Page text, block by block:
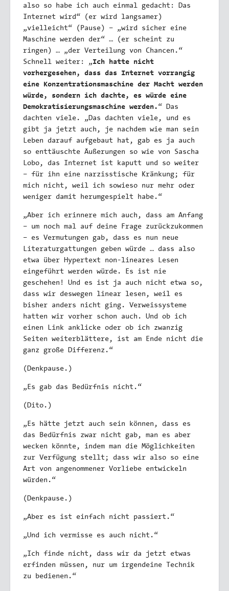
also so habe ich auch einmal gedacht: Das
Internet wird“ (er wird langsamer)
„vielleicht“ (Pause) – „wird sicher eine
Maschine werden der“ … (er scheint zu
ringen) … „der Verteilung von Chancen.“
Schnell weiter: „Ich hatte nicht
vorhergesehen, dass das Internet vorrangig
eine Konzentrationsmaschine der Macht werden
würde, sondern ich dachte, es würde eine
Demokratisierungsmaschine werden. “ Das
dachten viele. „Das dachten viele, und es
gibt ja jetzt auch, je nachdem wie man sein
Leben darauf aufgebaut hat, gab es ja auch
so enttäuschte Äußerungen so wie von Sascha
Lobo, das Internet ist kaputt und so weiter
– für ihn eine narzisstische Kränkung; für
mich nicht, weil ich sowieso nur mehr oder
weniger damit herumgespielt habe.“
„Aber ich erinnere mich auch, dass am Anfang
– um noch mal auf deine Frage zurückzukommen
– es Vermutungen gab, dass es nun neue
Literaturgattungen geben würde … dass also
etwa über Hypertext non-lineares Lesen
eingeführt werden würde. Es ist nie
geschehen! Und es ist ja auch nicht etwa so,
dass wir deswegen linear lesen, weil es
bisher anders nicht ging. Verweissysteme
hatten wir vorher schon auch. Und ob ich
einen Link anklicke oder ob ich zwanzig
Seiten weiterblättere, ist am Ende nicht die
ganz große Differenz.“
(Denkpause.)
„Es gab das Bedürfnis nicht.“
(Dito.)
„Es hätte jetzt auch sein können, dass es
das Bedürfnis zwar nicht gab, man es aber
wecken könnte, indem man die Möglichkeiten
zur Verfügung stellt; dass wir also so eine
Art von angenommener Vorliebe entwickeln
würden.“
(Denkpause.)
„Aber es ist einfach nicht passiert.“
„Und ich vermisse es auch nicht.“
„Ich finde nicht, dass wir da jetzt etwas
erfinden müssen, nur um irgendeine Technik
zu bedienen.“